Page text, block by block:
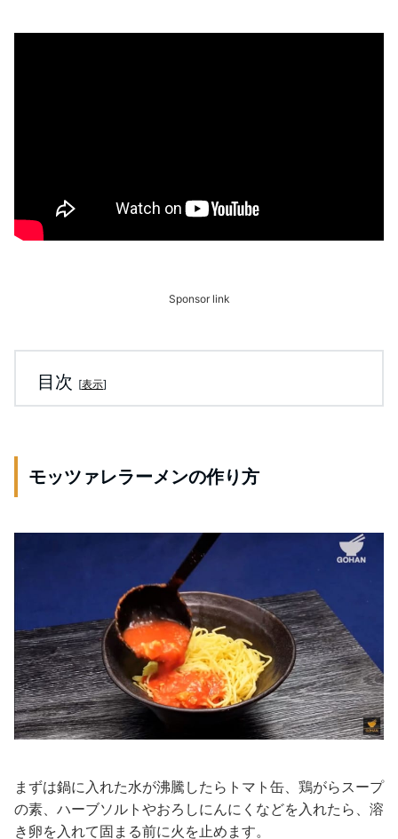
Sponsor link
目次 [表示]
モッツァレラーメンの作り方
まずは鍋に入れた水が沸騰したらトマト缶、鶏がらスープ
の素、ハーブソルトやおろしにんにくなどを入れたら、溶
き卵を入れて固まる前に火を止めます。